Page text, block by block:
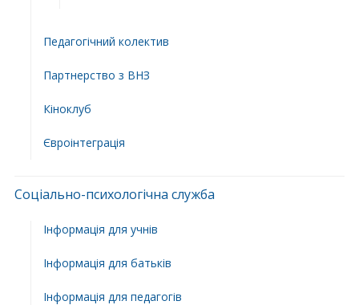
Педагогічний колектив
Партнерство з ВНЗ
Кіноклуб
Євроінтеграція
Соціально-психологічна служба
Інформація для учнів
Інформація для батьків
Інформація для педагогів